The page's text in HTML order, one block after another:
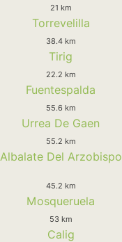
21 km
Torrevelilla
38.4 km
Tirig
22.2 km
Fuentespalda
55.6 km
Urrea De Gaen
55.2 km
Albalate Del Arzobispo
45.2 km
Mosqueruela
53 km
Calig